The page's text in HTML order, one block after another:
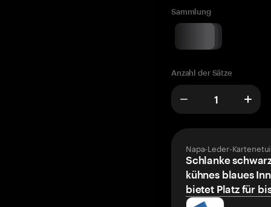
Sammlung
Anzahl der Sätze
Napa-Leder-
Schlanke
kühnes blaues
bietet Platz für